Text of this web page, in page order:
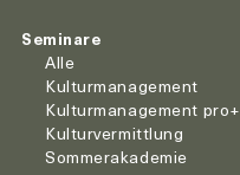
Seminare
Alle
Kulturmanagement
Kulturmanagement pro+
Kulturvermittlung
Sommerakademie